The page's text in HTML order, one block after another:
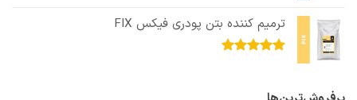
ترمیم کننده بتن پودری فیکس FIX